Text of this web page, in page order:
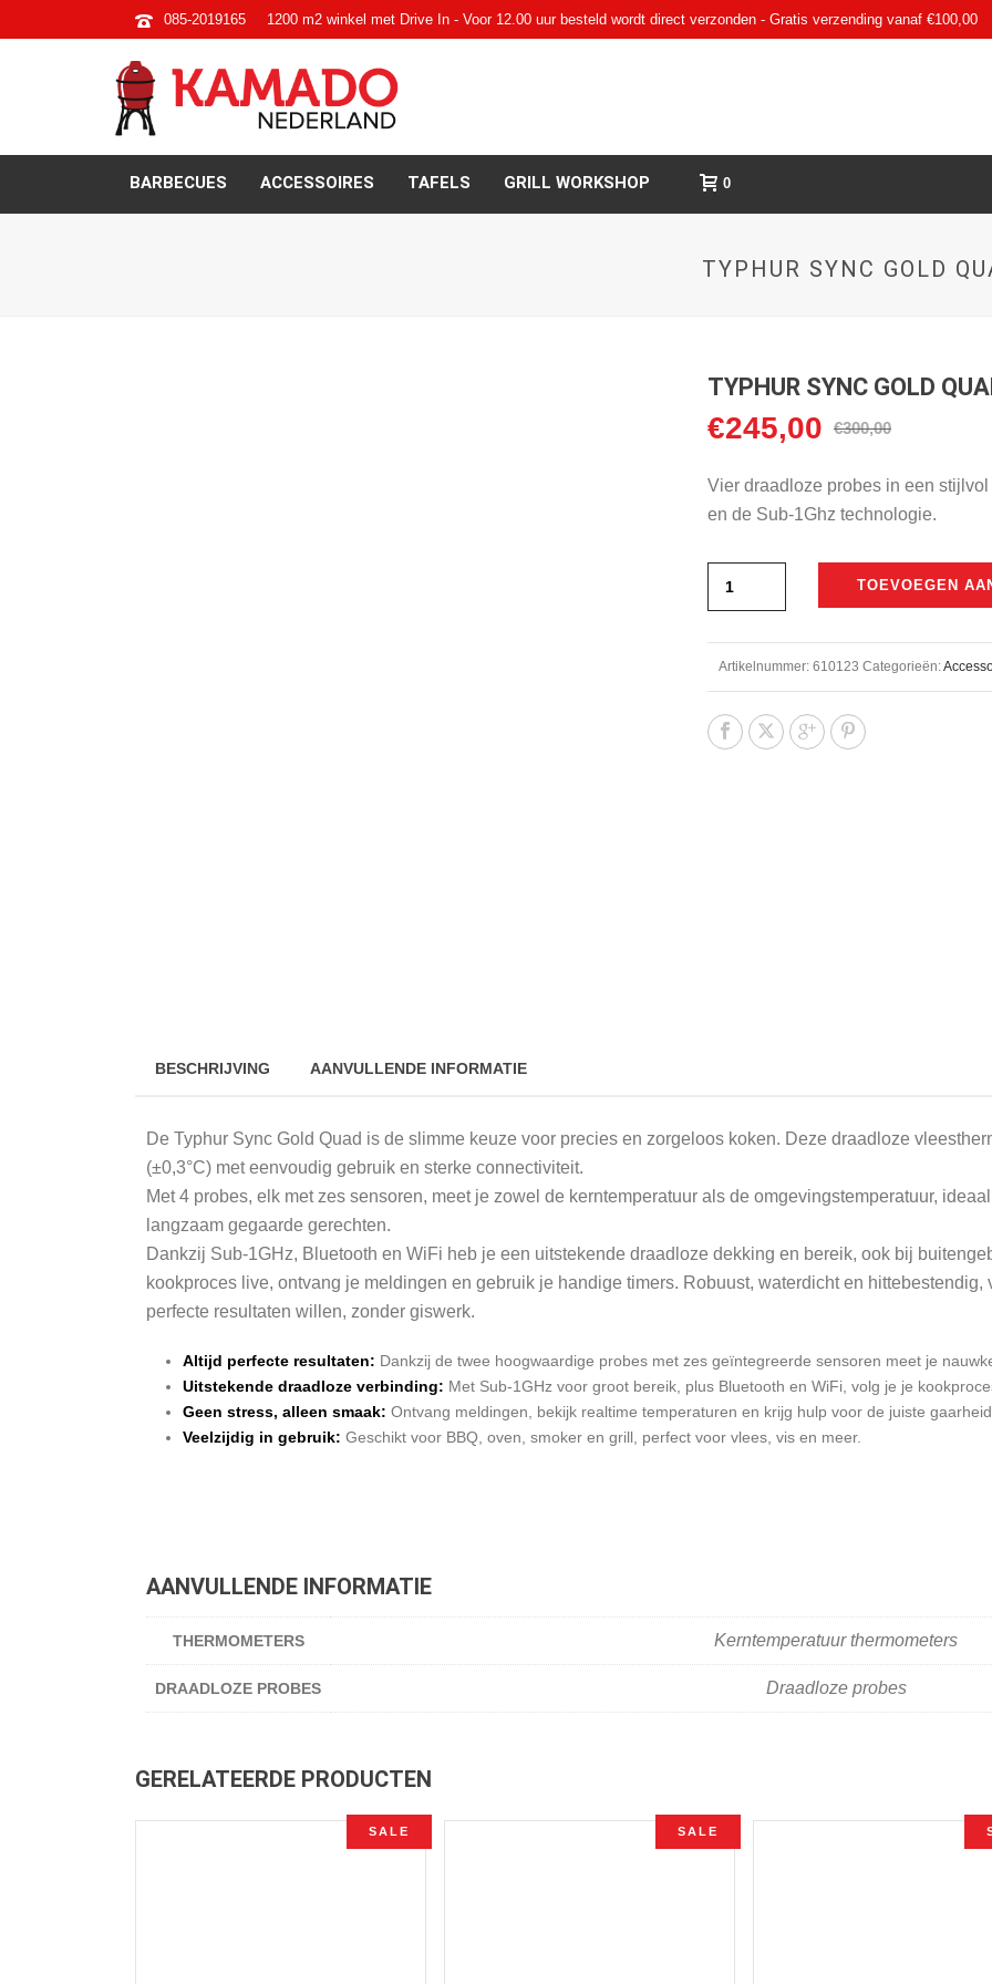
085-2019165 1200 m2 winkel met Drive In - Voor 12.00 uur besteld wordt direct verzonden - Gratis verzending vanaf €100,00
BARBECUES ACCESSOIRES TAFELS GRILL WORKSHOP 0
TYPHUR SYNC GOLD
TYPHUR SYNC GOLD
€300,00
Oorspronkelijke
was:
€300,00.
€245,00 Huidige
is:
€245,00.
Vier draadloze probes in een
en de Sub-1Ghz technologie.
TOEVOEGEN
Artikelnummer: 610123 Categorieën:
BESCHRIJVING AANVULLENDE INFORMATIE
De Typhur Sync Gold Quad is de slimme keuze voor precies en zorgeloos koken. Deze draadloze
(±0,3°C) met eenvoudig gebruik en sterke connectiviteit.
Met 4 probes, elk met zes sensoren, meet je zowel de kerntemperatuur als de omgevingstemperatuur,
langzaam gegaarde gerechten.
Dankzij Sub-1GHz, Bluetooth en WiFi heb je een uitstekende draadloze dekking en bereik, ook bij
kookproces live, ontvang je meldingen en gebruik je handige timers. Robuust, waterdicht en
perfecte resultaten willen, zonder giswerk.
Altijd perfecte resultaten: Dankzij de twee hoogwaardige probes met zes geïntegreerde sensoren meet je
Uitstekende draadloze verbinding: Met Sub-1GHz voor groot bereik, plus Bluetooth en WiFi, volg je je
Geen stress, alleen smaak: Ontvang meldingen, bekijk realtime temperaturen en krijg hulp voor de juiste
Veelzijdig in gebruik: Geschikt voor BBQ, oven, smoker en grill, perfect voor vlees, vis en meer.
AANVULLENDE INFORMATIE
THERMOMETERS Kerntemperatuur thermometers
DRAADLOZE PROBES Draadloze probes
GERELATEERDE PRODUCTEN
SALE SALE